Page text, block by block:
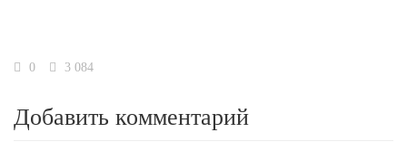
0 3 084
Добавить комментарий